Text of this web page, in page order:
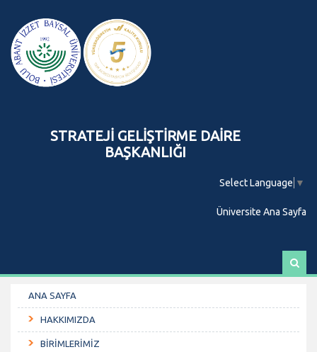
STRATEJİ GELİŞTİRME DAİRE
BAŞKANLIĞI
Select Language ▼
Üniversite Ana Sayfa
A
r
ANA SAYFA
HAKKIMIZDA
BİRİMLERİMİZ